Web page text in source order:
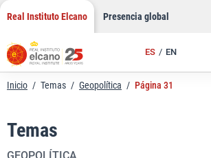
Saltar
contenido
Real Instituto Elcano Presencia global
ES EN
Inicio / Temas / Geopolítica / Página 31
Temas